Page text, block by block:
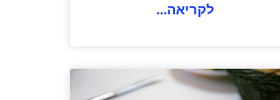
לקריאה...